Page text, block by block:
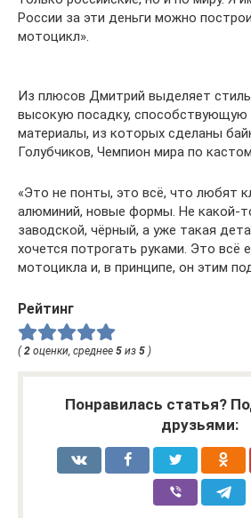
России за эти деньги можно
мотоцикл».
Из плюсов Дмитрий выделяет
высокую посадку, способствующую
материалы, из которых сделаны
Голубчиков, Чемпион мира по
«Это не понты, это всё, что любят
алюминий, новые формы. Не какой-
заводской, чёрный, а уже такая
хочется потрогать руками. Это всё
мотоцикла и, в принципе, он этим
Рейтинг
(2 оценки, среднее 5 из 5 )
Понравилась статья?
друзьями: